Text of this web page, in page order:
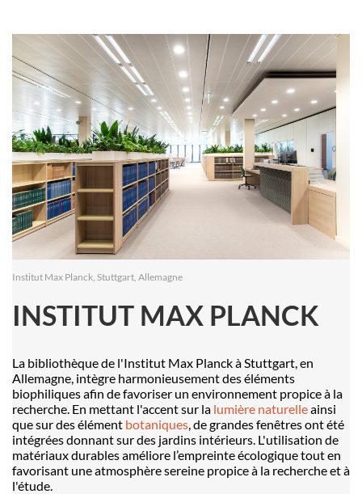
Institut Max Planck, Stuttgart, Allemagne
INSTITUT MAX PLANCK
La bibliothèque de l'Institut Max Planck à Stuttgart, en
Allemagne, intègre harmonieusement des éléments
biophiliques afin de favoriser un environnement propice à la
recherche. En mettant l'accent sur la lumière naturelleainsi
que sur des élément botaniques , de grandes fenêtres ont été
intégrées donnant sur des jardins intérieurs. L'utilisation de
matériaux durables améliore l’empreinteécologique tout en
favorisant une atmosphère sereine propiceà la recherche et à
l'étude.